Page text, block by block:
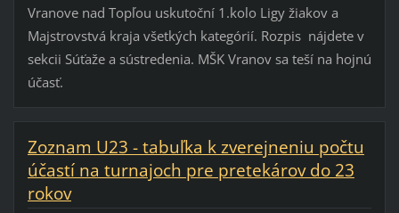
Vranove nad Topľou uskutoční 1.kolo Ligy žiakov a
Majstrovstvá kraja všetkých kategórií. Rozpis nájdete v
sekcii Súťaže a sústredenia. MŠK Vranov sa teší na hojnú
účasť.
Zoznam U23 - tabuľka k zverejneniu počtu
účastí na turnajoch pre pretekárov do 23
rokov